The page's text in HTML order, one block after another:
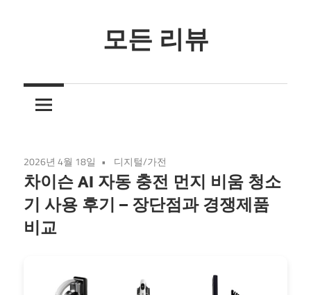
모든 리뷰
줄
뷰
2026년 4월 18일 디지털/가전
차이슨 AI 자동 충전 먼지 비움 청소
기 사용 후기 – 장단점과 경쟁제품
비교